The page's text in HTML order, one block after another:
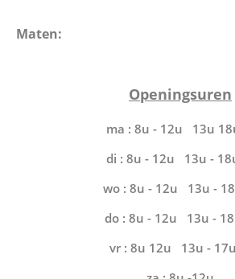
Maten:
Openingsuren
ma : 8u - 12u 13u
di : 8u - 12u 13u -
wo : 8u - 12u 13u -
do : 8u - 12u 13u -
vr : 8u 12u 13u -